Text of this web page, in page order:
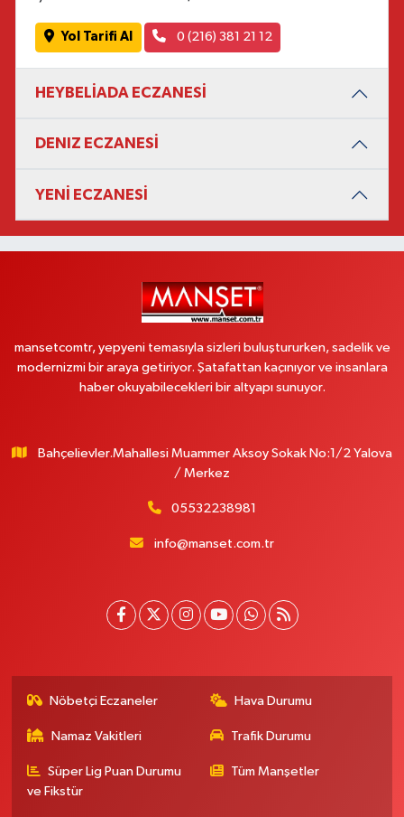
Yol Tarifi Al 0 (216) 381 21 12
HEYBELİADA ECZANESİ
DENIZ ECZANESİ
YENİ ECZANESİ
mansetcomtr, yepyeni temasıyla sizleri buluştururken, sadelik ve
modernizmi bir araya getiriyor. Şatafattan kaçınıyor ve insanlara
haber okuyabilecekleri bir altyapı sunuyor.
Bahçelievler.Mahallesi Muammer Aksoy Sokak No:1/2 Yalova
/ Merkez
05532238981
info@manset.com.tr
Nöbetçi Eczaneler Hava Durumu
Namaz Vakitleri Trafik Durumu
Süper Lig Puan Durumu
ve Fikstür
Tüm Manşetler